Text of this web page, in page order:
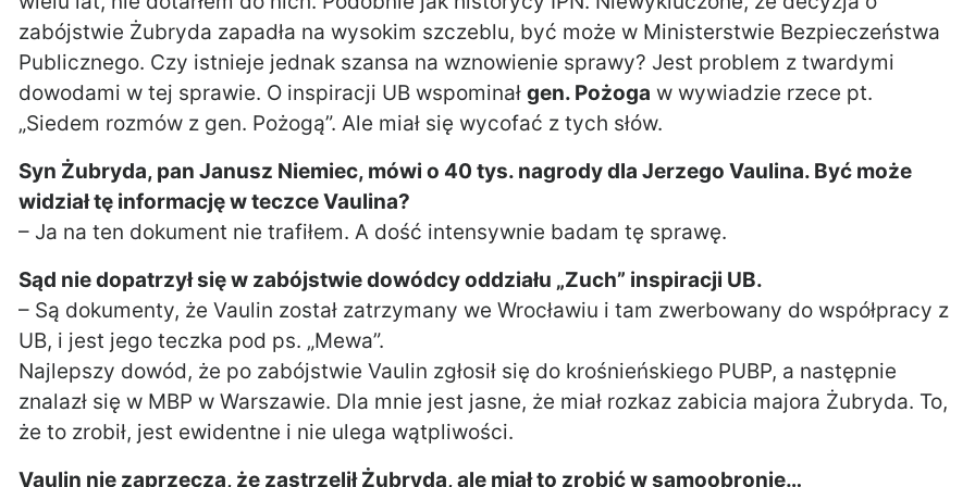
zabójstwie Żubryda zapadła na wysokim szczeblu, być może w Ministerstwie Bezpieczeństwa
Publicznego. Czy istnieje jednak szansa na wznowienie sprawy? Jest problem z twardymi
dowodami w tej sprawie. O inspiracji UB wspominał gen. Pożoga w wywiadzie rzece pt.
„Siedem rozmów z gen. Pożogą”. Ale miał się wycofać z tych słów.
Syn Żubryda, pan Janusz Niemiec, mówi o 40 tys. nagrody dla Jerzego Vaulina. Być może
widział tę informację w teczce Vaulina?
– Ja na ten dokument nie trafiłem. A dość intensywnie badam tę sprawę.
Sąd nie dopatrzył się w zabójstwie dowódcy oddziału „Zuch” inspiracji UB.
– Są dokumenty, że Vaulin został zatrzymany we Wrocławiu i tam zwerbowany do współpracy z
UB, i jest jego teczka pod ps. „Mewa”.
Najlepszy dowód, że po zabójstwie Vaulin zgłosił się do krośnieńskiego PUBP, a następnie
znalazł się w MBP w Warszawie. Dla mnie jest jasne, że miał rozkaz zabicia majora Żubryda. To,
że to zrobił, jest ewidentne i nie ulega wątpliwości.
Vaulin nie zaprzecza, że zastrzelił Żubryda, ale miał to zrobić w samoobronie…